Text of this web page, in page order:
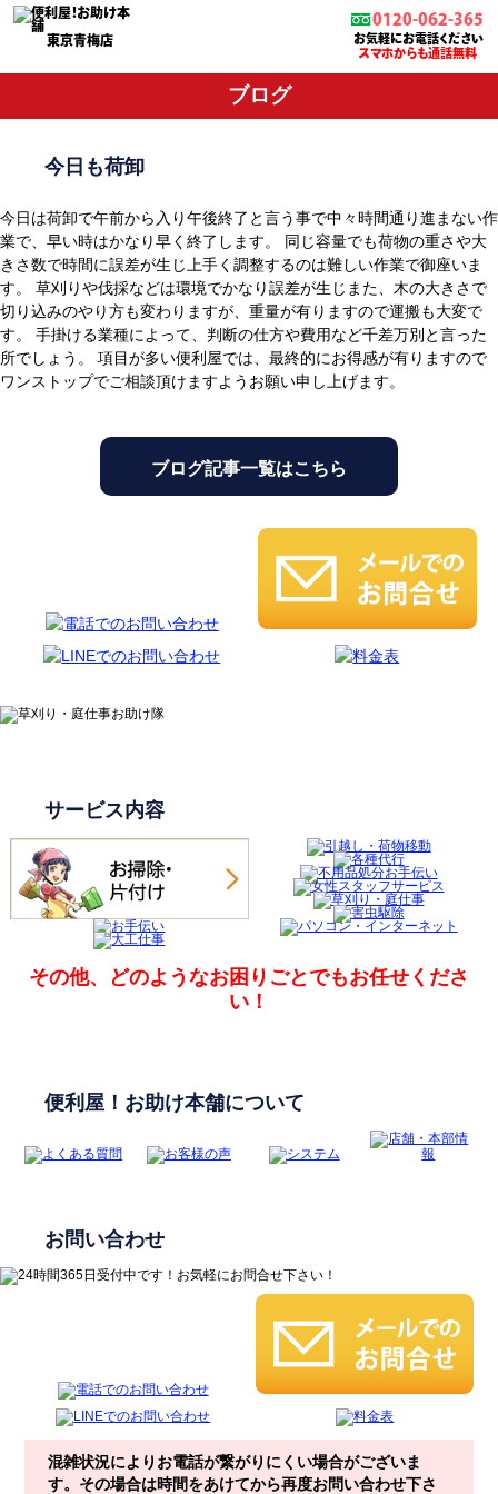
東京青梅店
0120-062-365
お気軽にお電話ください
スマホからも通話無料
ブログ
今日も荷卸
今日は荷卸で午前から入り午後終了と言う事で中々時間通り進まない作
業で、早い時はかなり早く終了します。 同じ容量でも荷物の重さや大
きさ数で時間に誤差が生じ上手く調整するのは難しい作業で御座いま
す。 草刈りや伐採などは環境でかなり誤差が生じまた、木の大きさで
切り込みのやり方も変わりますが、重量が有りますので運搬も大変で
す。 手掛ける業種によって、判断の仕方や費用など千差万別と言った
所でしょう。 項目が多い便利屋では、最終的にお得感が有りますので
ワンストップでご相談頂けますようお願い申し上げます。
ブログ記事一覧はこちら
サービス内容
その他、どのようなお困りごとでもお任せくださ
い！
便利屋！お助け本舗について
お問い合わせ
混雑状況によりお電話が繋がりにくい場合がございま
す。その場合は時間をあけてから再度お問い合わせ下さ